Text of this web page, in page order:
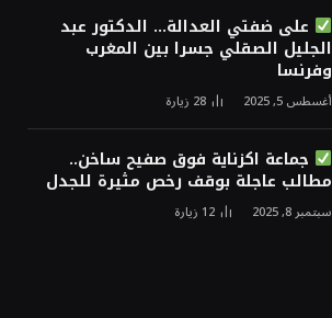
على ضفتي العدالة… الدكتور عبد
الجليل الصقلي جسرا بين المغرب
وفرنسا
أغسطس 5, 2025 28 زيارة
جماعة اكزناية فوق صفيح ساخن..
مطالب عاجلة بوقف رخص مثيرة للجدل
سبتمبر 8, 2025 12 زيارة